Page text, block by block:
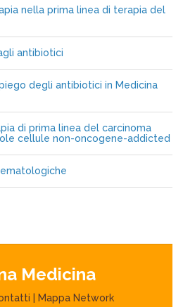
nella prima linea di terapia del
antibiotici
degli antibiotici in Medicina
di prima linea del carcinoma
cellule non-oncogene-addicted
Medicina
Mappa Network